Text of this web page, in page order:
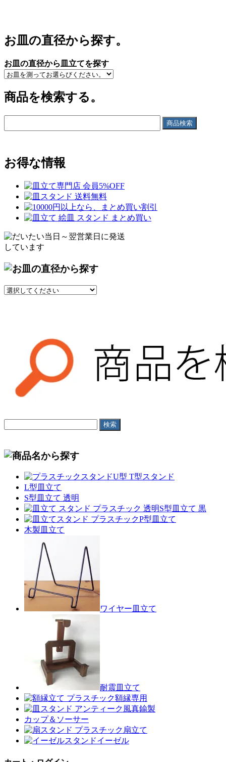
お皿の直径から探す。
お皿の直径から皿立てを探す
商品を検索する。
お得な情報
U型 T型スタンド
L型皿立て
S型皿立て 透明
S型皿立て 黒
P型皿立て
木製皿立て
ワイヤー皿立て
耐震皿立て
額縁専用
真鍮製
カップ＆ソーサー
扇立て
イーゼル